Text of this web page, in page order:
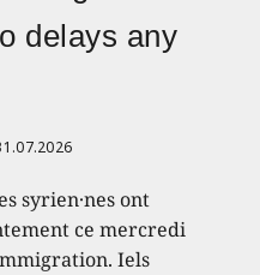
delays any
syrien·nes ont
ce mercredi
Iels